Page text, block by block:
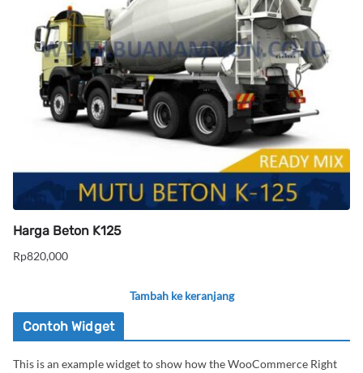
Harga Beton K125
Rp820,000
Tambah ke keranjang
Contoh Widget
This is an example widget to show how the WooCommerce Right